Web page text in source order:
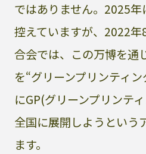
ではありません。2025
控えていますが、2022
合会では、この万博を通
を“グリーンプリンティ
にGP(グリーンプリンテ
全国に展開しようという
ます。